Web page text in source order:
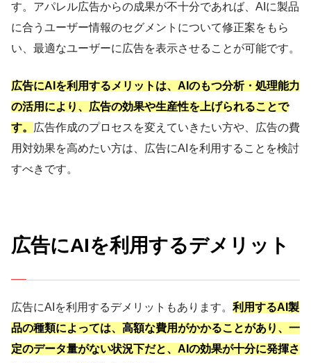
す。アパレル広告からの成果が不十分であれば、AIに製品
に合うユーザー情報のセグメントについて修正案をもら
い、最適なユーザーに広告を表示させることが可能です。
広告にAIを利用するメリットは、AIのもつ分析・処理能力
の活用により、広告の効果や生産性を上げられることで
す。
広告作成のプロセスを変えていきたい方や、広告の費
用対効果を高めたい方は、広告にAIを利用することを検討
すべきです。
広告にAIを利用するデメリット
広告にAIを利用するデメリットもあります。 利用するAI製
品の種類によっては、高額な費用がかかることがあり、一
定のデータ量がない状況下だと、AIの効果が十分に発揮さ